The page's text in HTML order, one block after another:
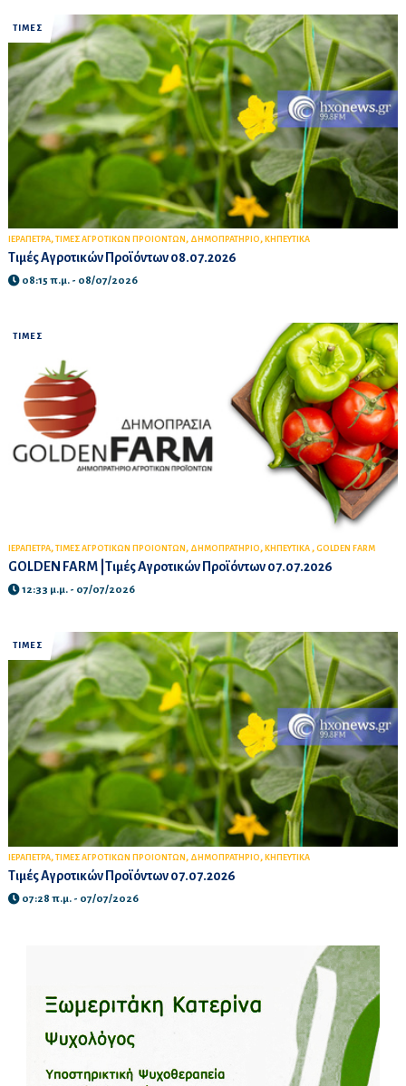
ΤΙΜΕΣ
ΙΕΡΑΠΕΤΡΑ, ΤΙΜΕΣ ΑΓΡΟΤΙΚΩΝ ΠΡΟΙΟΝΤΩΝ , ΔΗΜΟΠΡΑΤΗΡΙΟ, ΚΗΠΕΥΤΙΚΑ
Τιμές Αγροτικών Προϊόντων 08.07.2026
08:15 π.μ. - 08/07/2026
ΤΙΜΕΣ
ΙΕΡΑΠΕΤΡΑ, ΤΙΜΕΣ ΑΓΡΟΤΙΚΩΝ ΠΡΟΙΟΝΤΩΝ , ΔΗΜΟΠΡΑΤΗΡΙΟ, ΚΗΠΕΥΤΙΚΑ , GOLDEN FARM
GOLDEN FARM |Τιμές Αγροτικών Προϊόντων 07.07.2026
12:33 μ.μ. - 07/07/2026
ΤΙΜΕΣ
ΙΕΡΑΠΕΤΡΑ, ΤΙΜΕΣ ΑΓΡΟΤΙΚΩΝ ΠΡΟΙΟΝΤΩΝ , ΔΗΜΟΠΡΑΤΗΡΙΟ, ΚΗΠΕΥΤΙΚΑ
Τιμές Αγροτικών Προϊόντων 07.07.2026
07:28 π.μ. - 07/07/2026